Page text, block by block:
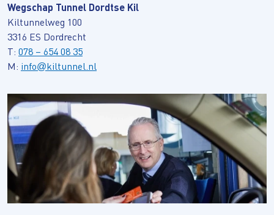
Wegschap Tunnel Dordtse Kil
Kiltunnelweg 100
3316 ES Dordrecht
T: 078 – 654 08 35
M: info@kiltunnel.nl